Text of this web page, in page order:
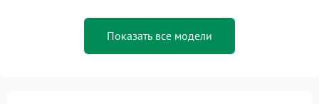
Показать все модели